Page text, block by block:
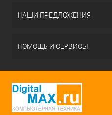
НАШИ ПРЕДЛОЖЕНИЯ
ПОМОЩЬ И СЕРВИСЫ